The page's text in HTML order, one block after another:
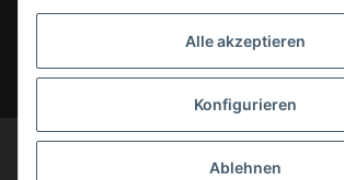
Alle akzeptieren
Konfigurieren
Ablehnen
* Alle Preise inkl. gesetzlicher Mwst., zzgl.Versand
DE, gilt nicht für Großgeräte per Spedition). Artikel
© CS-Multimedia GmbH
Änderungen und
Abbildungen ähnlich, alle Angebote ohne